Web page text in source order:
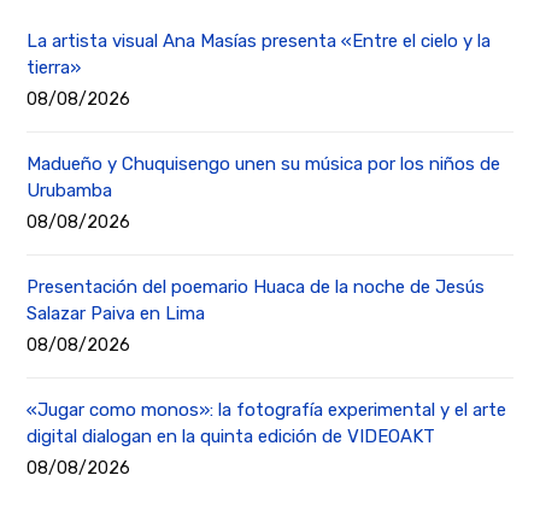
La artista visual Ana Masías presenta «Entre el cielo y la
tierra»
08/08/2026
Madueño y Chuquisengo unen su música por los niños de
Urubamba
08/08/2026
Presentación del poemario Huaca de la noche de Jesús
Salazar Paiva en Lima
08/08/2026
«Jugar como monos»: la fotografía experimental y el arte
digital dialogan en la quinta edición de VIDEOAKT
08/08/2026